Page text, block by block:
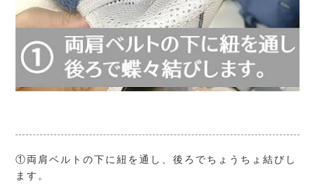
①両肩ベルトの下に紐を通し、後ろでちょうちょ結びし
ます。